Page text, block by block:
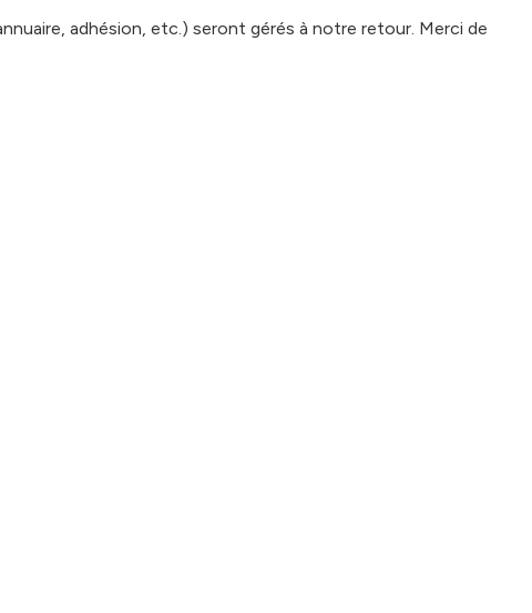
adhésion, etc.) seront gérés à notre retour. Merci de